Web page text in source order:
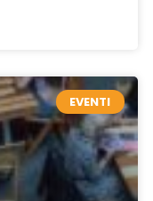
EVENTI